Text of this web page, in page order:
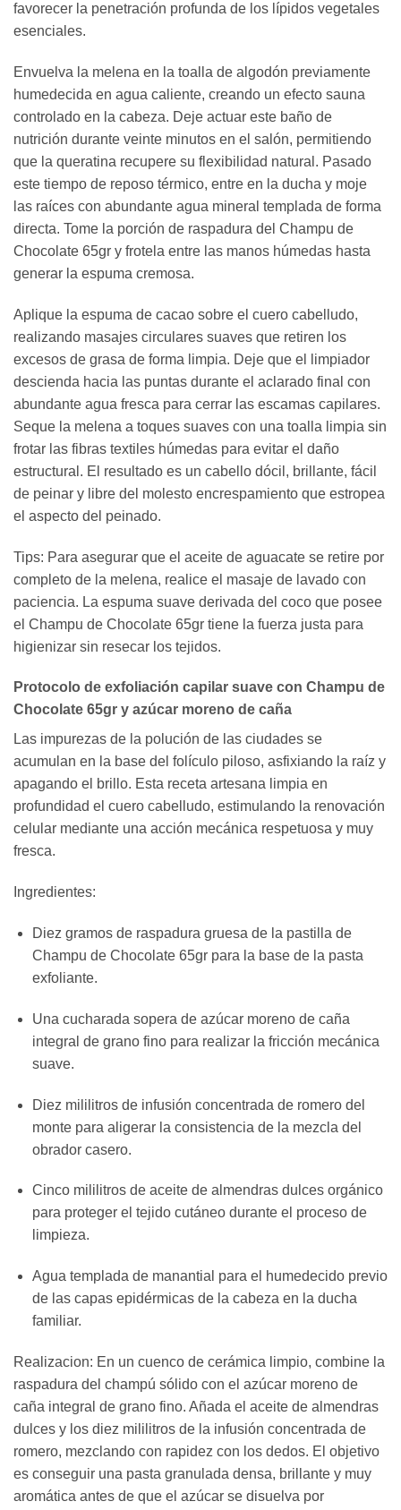
favorecer la penetración profunda de los lípidos vegetales
esenciales.
Envuelva la melena en la toalla de algodón previamente
humedecida en agua caliente, creando un efecto sauna
controlado en la cabeza. Deje actuar este baño de
nutrición durante veinte minutos en el salón, permitiendo
que la queratina recupere su flexibilidad natural. Pasado
este tiempo de reposo térmico, entre en la ducha y moje
las raíces con abundante agua mineral templada de forma
directa. Tome la porción de raspadura del Champu de
Chocolate 65gr y frotela entre las manos húmedas hasta
generar la espuma cremosa.
Aplique la espuma de cacao sobre el cuero cabelludo,
realizando masajes circulares suaves que retiren los
excesos de grasa de forma limpia. Deje que el limpiador
descienda hacia las puntas durante el aclarado final con
abundante agua fresca para cerrar las escamas capilares.
Seque la melena a toques suaves con una toalla limpia sin
frotar las fibras textiles húmedas para evitar el daño
estructural. El resultado es un cabello dócil, brillante, fácil
de peinar y libre del molesto encrespamiento que estropea
el aspecto del peinado.
Tips: Para asegurar que el aceite de aguacate se retire por
completo de la melena, realice el masaje de lavado con
paciencia. La espuma suave derivada del coco que posee
el Champu de Chocolate 65gr tiene la fuerza justa para
higienizar sin resecar los tejidos.
Protocolo de exfoliación capilar suave con Champu de
Chocolate 65gr y azúcar moreno de caña
Las impurezas de la polución de las ciudades se
acumulan en la base del folículo piloso, asfixiando la raíz y
apagando el brillo. Esta receta artesana limpia en
profundidad el cuero cabelludo, estimulando la renovación
celular mediante una acción mecánica respetuosa y muy
fresca.
Ingredientes:
Diez gramos de raspadura gruesa de la pastilla de
Champu de Chocolate 65gr para la base de la pasta
exfoliante.
Una cucharada sopera de azúcar moreno de caña
integral de grano fino para realizar la fricción mecánica
suave.
Diez mililitros de infusión concentrada de romero del
monte para aligerar la consistencia de la mezcla del
obrador casero.
Cinco mililitros de aceite de almendras dulces orgánico
para proteger el tejido cutáneo durante el proceso de
limpieza.
Agua templada de manantial para el humedecido previo
de las capas epidérmicas de la cabeza en la ducha
familiar.
Realizacion: En un cuenco de cerámica limpio, combine la
raspadura del champú sólido con el azúcar moreno de
caña integral de grano fino. Añada el aceite de almendras
dulces y los diez mililitros de la infusión concentrada de
romero, mezclando con rapidez con los dedos. El objetivo
es conseguir una pasta granulada densa, brillante y muy
aromática antes de que el azúcar se disuelva por